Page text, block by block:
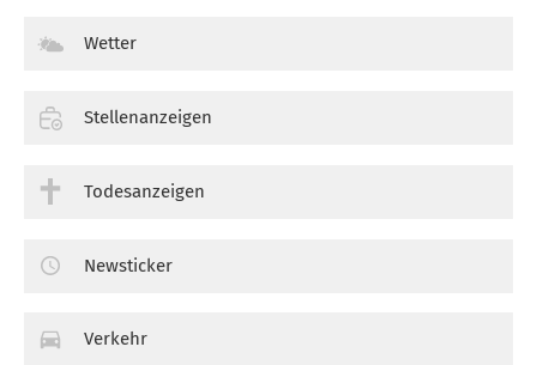
Wetter
Stellenanzeigen
Todesanzeigen
Newsticker
Verkehr